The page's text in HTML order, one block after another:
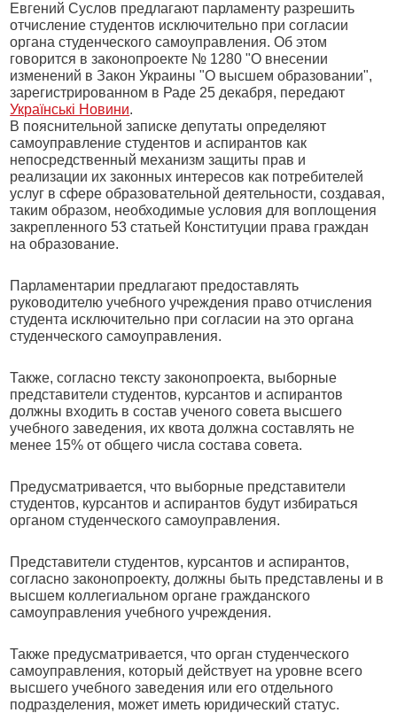
Евгений Суслов предлагают парламенту разрешить
отчисление студентов исключительно при согласии
органа студенческого самоуправления. Об этом
говорится в законопроекте № 1280 "О внесении
изменений в Закон Украины "О высшем образовании",
зарегистрированном в Раде 25 декабря, передают
Українські Новини.
В пояснительной записке депутаты определяют
самоуправление студентов и аспирантов как
непосредственный механизм защиты прав и
реализации их законных интересов как потребителей
услуг в сфере образовательной деятельности, создавая,
таким образом, необходимые условия для воплощения
закрепленного 53 статьей Конституции права граждан
на образование.
Парламентарии предлагают предоставлять
руководителю учебного учреждения право отчисления
студента исключительно при согласии на это органа
студенческого самоуправления.
Также, согласно тексту законопроекта, выборные
представители студентов, курсантов и аспирантов
должны входить в состав ученого совета высшего
учебного заведения, их квота должна составлять не
менее 15% от общего числа состава совета.
Предусматривается, что выборные представители
студентов, курсантов и аспирантов будут избираться
органом студенческого самоуправления.
Представители студентов, курсантов и аспирантов,
согласно законопроекту, должны быть представлены и в
высшем коллегиальном органе гражданского
самоуправления учебного учреждения.
Также предусматривается, что орган студенческого
самоуправления, который действует на уровне всего
высшего учебного заведения или его отдельного
подразделения, может иметь юридический статус.